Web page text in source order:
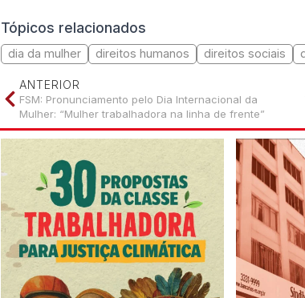
Tópicos relacionados
dia da mulher direitos humanos direitos sociais
ANTERIOR
FSM: Pronunciamento pelo Dia Internacional da
Mulher: “Mulher trabalhadora na linha de frente”